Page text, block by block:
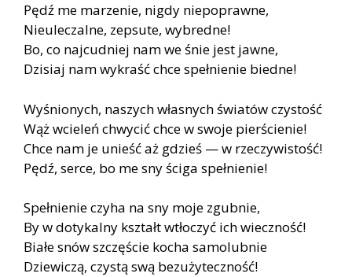
Pędź me marzenie, nigdy niepoprawne,
Nieuleczalne, zepsute, wybredne!
Bo, co najcudniej nam we śnie jest jawne,
Dzisiaj nam wykraść chce spełnienie biedne!
Wyśnionych, naszych własnych światów czystość
Wąż wcieleń chwycić chce w swoje pierścienie!
Chce nam je unieść aż gdzieś — w rzeczywistość!
Pędź, serce, bo me sny ściga spełnienie!
Spełnienie czyha na sny moje zgubnie,
By w dotykalny kształt wtłoczyć ich wieczność!
Białe snów szczęście kocha samolubnie
Dziewiczą, czystą swą bezużyteczność!